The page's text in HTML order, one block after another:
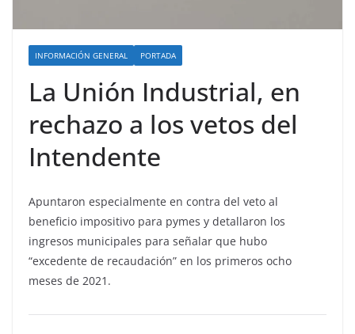
INFORMACIÓN GENERAL PORTADA
La Unión Industrial, en
rechazo a los vetos del
Intendente
Apuntaron especialmente en contra del veto al
beneficio impositivo para pymes y detallaron los
ingresos municipales para señalar que hubo
“excedente de recaudación” en los primeros ocho
meses de 2021.